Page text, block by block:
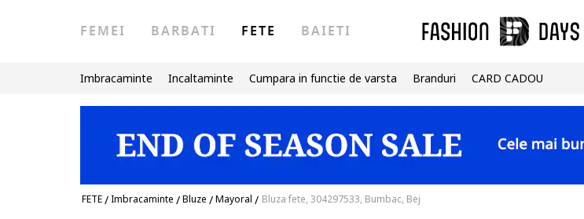
FEMEI BARBATI FETE BAIETI
Imbracaminte Incaltaminte Cumpara in functie de varsta Branduri CARD CADOU
FETE/Imbracaminte /Bluze /Mayoral / Bluza fete, 304297533, Bumbac, Bej